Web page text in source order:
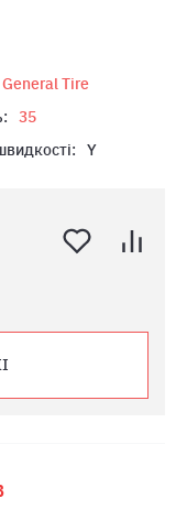
General Tire
35
Y